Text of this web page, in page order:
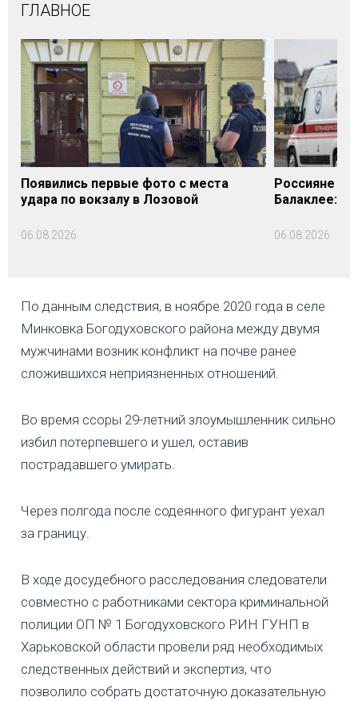
ГЛАВНОЕ
Появились первые фото с места
удара по вокзалу в Лозовой
06.08.2026
Россияне
Балаклее:
06.08.2026
По данным следствия, в ноябре 2020 года в селе
Минковка Богодуховского района между двумя
мужчинами возник конфликт на почве ранее
сложившихся неприязненных отношений.
Во время ссоры 29-летний злоумышленник сильно
избил потерпевшего и ушел, оставив
пострадавшего умирать.
Через полгода после содеянного фигурант уехал
за границу.
В ходе досудебного расследования следователи
совместно с работниками сектора криминальной
полиции ОП № 1 Богодуховского РИН ГУНП в
Харьковской области провели ряд необходимых
следственных действий и экспертиз, что
позволило собрать достаточную доказательную